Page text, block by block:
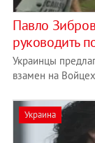
Павло
руководить
Украинцы
взамен на
Украина